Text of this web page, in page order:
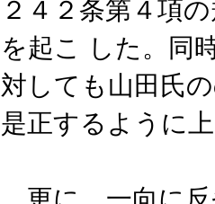
２４２条第４項
を起こ した。同
対しても山田氏
是正するように